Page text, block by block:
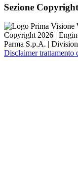
Sezione Copyright
Copyright 2026 |
Parma S.p.A. |
Disclaimer trattamento